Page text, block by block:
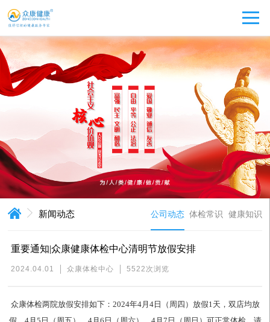
新闻动态 公司动态 体检常识 健康知识
重要通知|众康健康体检中心清明节放假安排
2024.04.01 众康体检中心 5522次浏览
众康体检两院放假安排如下：2024年4月4日（周四）放假1天，双店均放